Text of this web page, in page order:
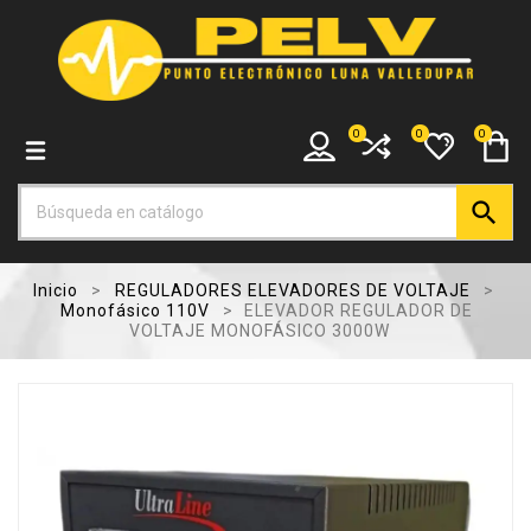
0
0
0

Inicio
REGULADORES ELEVADORES DE VOLTAJE
Monofásico 110V
ELEVADOR REGULADOR DE
VOLTAJE MONOFÁSICO 3000W